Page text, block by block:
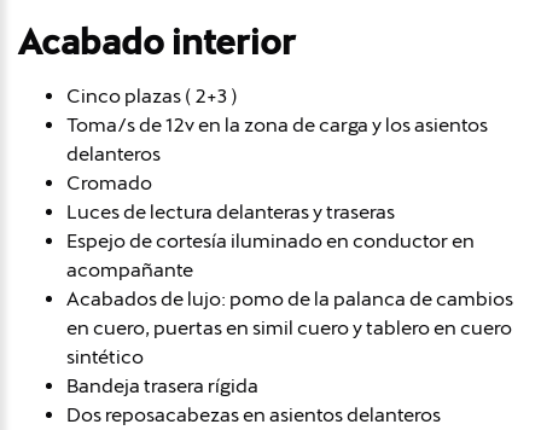
Acabado interior
Cinco plazas ( 2+3 )
Toma/s de 12v en la zona de carga y los asientos
delanteros
Cromado
Luces de lectura delanteras y traseras
Espejo de cortesía iluminado en conductor en
acompañante
Acabados de lujo: pomo de la palanca de cambios
en cuero, puertas en simil cuero y tablero en cuero
sintético
Bandeja trasera rígida
Dos reposacabezas en asientos delanteros